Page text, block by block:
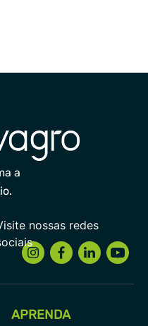
a
APRENDA